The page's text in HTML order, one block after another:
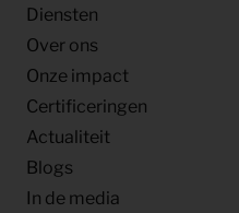
Diensten
Over ons
Onze impact
Certificeringen
Actualiteit
Blogs
In de media